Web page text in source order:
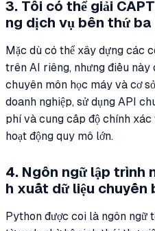
3. Tôi có thể giải
ng dịch vụ bên thứ ba
Mặc dù có thể xây dựng các
trên AI riêng, nhưng điều này
chuyên môn học máy và cơ
doanh nghiệp, sử dụng API
phí và cung cấp độ chính
hoạt động quy mô lớn.
4. Ngôn ngữ lập trình
h xuất dữ liệu chuyến
Python được coi là ngôn ngữ